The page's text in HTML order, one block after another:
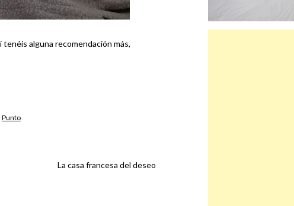
alguna recomendación más,
Punto
La casa francesa del deseo